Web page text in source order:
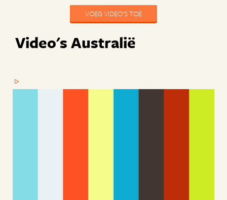
VOEG VIDEO'S TOE
Video's Australië